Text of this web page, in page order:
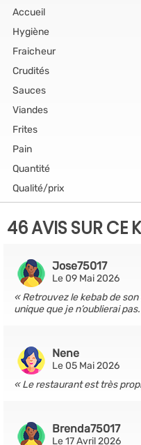
Accueil
Hygiène
Fraicheur
Crudités
Sauces
Viandes
Frites
Pain
Quantité
Qualité/prix
46 AVIS SUR CE
Jose75017
Le 09 Mai 2026
Retrouvez le kebab de
unique que je n’oublierai
Nene
Le 05 Mai 2026
Le restaurant est très
Brenda75017
Le 17 Avril 2026